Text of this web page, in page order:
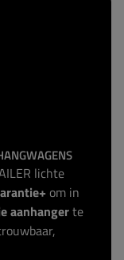
lichte
om in
aanhangerte